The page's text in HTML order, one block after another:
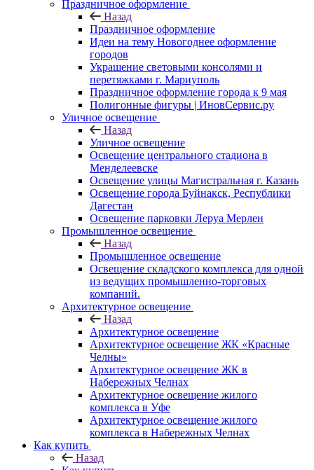
Праздничное оформление
Назад
Праздничное оформление
Идеи на тему Новогоднее оформление
городов
Украшение световыми консолями и
перетяжками г. Мариуполь
Праздничное оформление города к 9 мая
Полигонные фигуры | ИновСервис.ру
Уличное освещение
Назад
Уличное освещение
Освещение центрального стадиона в
Менделеевске
Освещение улицы Магистральная г. Казань
Освещение города Буйнакск, Республики
Дагестан
Освещение парковки Леруа Мерлен
Промышленное освещение
Назад
Промышленное освещение
Освещение складского комплекса для одной
из ведущих промышленно-торговых
компаний.
Архитектурное освещение
Назад
Архитектурное освещение
Архитектурное освещение ЖК «Красные
Челны»
Архитектурное освещение ЖК в
Набережных Челнах
Архитектурное освещение жилого
комплекса в Уфе
Архитектурное освещение жилого
комплекса в Набережных Челнах
Как купить
Назад